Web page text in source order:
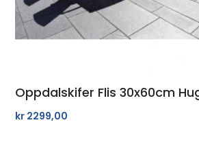
Oppdalskifer Flis 30x60cm
kr 2299,00